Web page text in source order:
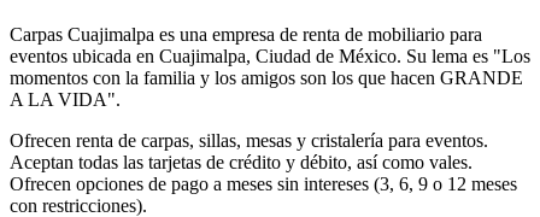
Carpas Cuajimalpa es una empresa de renta de mobiliario para
eventos ubicada en Cuajimalpa, Ciudad de México. Su lema es "Los
momentos con la familia y los amigos son los que hacen GRANDE
A LA VIDA".
Ofrecen renta de carpas, sillas, mesas y cristalería para eventos.
Aceptan todas las tarjetas de crédito y débito, así como vales.
Ofrecen opciones de pago a meses sin intereses (3, 6, 9 o 12 meses
con restricciones).